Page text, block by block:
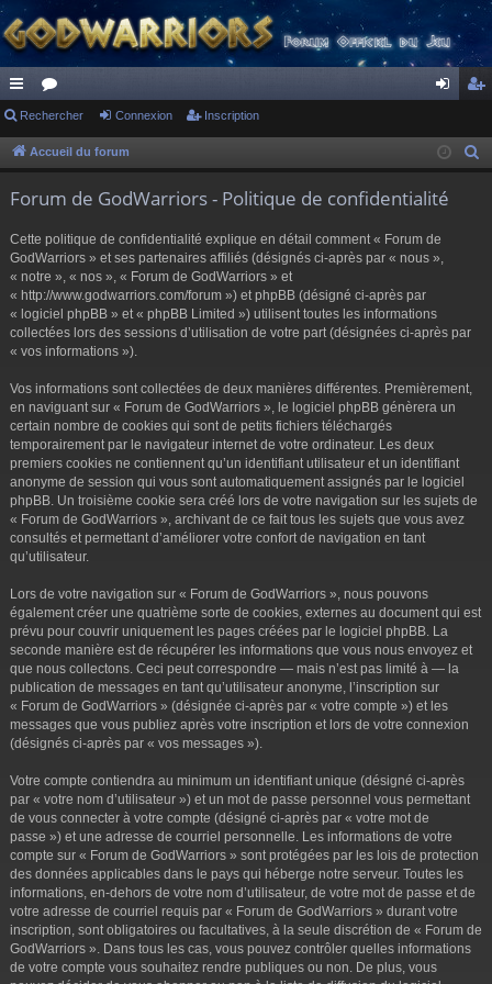
ac
co
s
or
u ne cri
Rechercher Connexion Inscription
Accueil du forum
Forum de GodWarriors - Politique de confidentialité
Cette politique de confidentialité explique en détail comment « Forum de
GodWarriors » et ses partenaires affiliés (désignés ci-après par « nous »,
« notre », « nos », « Forum de GodWarriors » et
« http://www.godwarriors.com/forum ») et phpBB (désigné ci-après par
« logiciel phpBB » et « phpBB Limited ») utilisent toutes les informations
collectées lors des sessions d’utilisation de votre part (désignées ci-après par
« vos informations »).
Vos informations sont collectées de deux manières différentes. Premièrement,
en naviguant sur « Forum de GodWarriors », le logiciel phpBB génèrera un
certain nombre de cookies qui sont de petits fichiers téléchargés
temporairement par le navigateur internet de votre ordinateur. Les deux
premiers cookies ne contiennent qu’un identifiant utilisateur et un identifiant
anonyme de session qui vous sont automatiquement assignés par le logiciel
phpBB. Un troisième cookie sera créé lors de votre navigation sur les sujets de
« Forum de GodWarriors », archivant de ce fait tous les sujets que vous avez
consultés et permettant d’améliorer votre confort de navigation en tant
qu’utilisateur.
Lors de votre navigation sur « Forum de GodWarriors », nous pouvons
également créer une quatrième sorte de cookies, externes au document qui est
prévu pour couvrir uniquement les pages créées par le logiciel phpBB. La
seconde manière est de récupérer les informations que vous nous envoyez et
que nous collectons. Ceci peut correspondre — mais n’est pas limité à — la
publication de messages en tant qu’utilisateur anonyme, l’inscription sur
« Forum de GodWarriors » (désignée ci-après par « votre compte ») et les
messages que vous publiez après votre inscription et lors de votre connexion
(désignés ci-après par « vos messages »).
Votre compte contiendra au minimum un identifiant unique (désigné ci-après
par « votre nom d’utilisateur ») et un mot de passe personnel vous permettant
de vous connecter à votre compte (désigné ci-après par « votre mot de
passe ») et une adresse de courriel personnelle. Les informations de votre
compte sur « Forum de GodWarriors » sont protégées par les lois de protection
des données applicables dans le pays qui héberge notre serveur. Toutes les
informations, en-dehors de votre nom d’utilisateur, de votre mot de passe et de
votre adresse de courriel requis par « Forum de GodWarriors » durant votre
inscription, sont obligatoires ou facultatives, à la seule discrétion de « Forum de
GodWarriors ». Dans tous les cas, vous pouvez contrôler quelles informations
de votre compte vous souhaitez rendre publiques ou non. De plus, vous